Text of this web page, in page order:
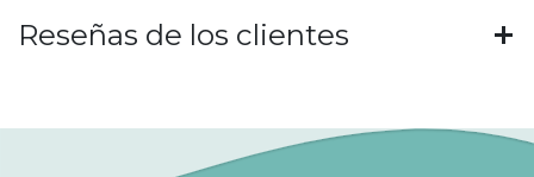
Reseñas de los clientes